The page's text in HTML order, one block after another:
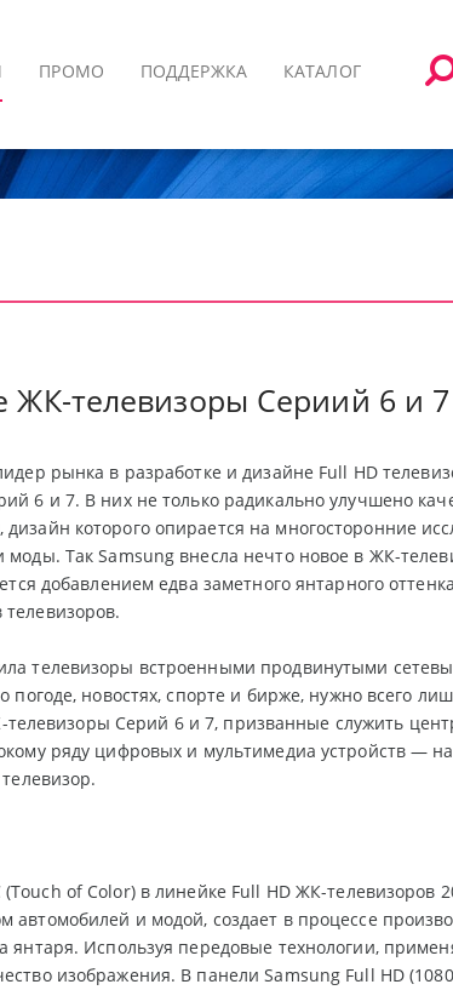
ПРОМО ПОДДЕРЖКА КАТАЛОГ
ЖК-телевизоры Сериий 6 и 7
рынка в разработке и дизайне Full HD
6 и 7. В них не только радикально улучшено
которого опирается на многосторонние
моды. Так Samsung внесла нечто новое в ЖК-
добавлением едва заметного янтарного
телевизоры встроенными продвинутыми
новостях, спорте и бирже, нужно всего
Серий 6 и 7, призванные служить
ряду цифровых и мультимедиа устройств —
of Color) в линейке Full HD ЖК-телевизоров
и модой, создает в процессе
Используя передовые технологии,
изображения. В панели Samsung Full HD